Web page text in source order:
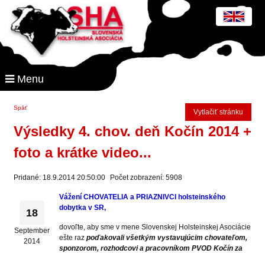
Menu
Späť
Vytlačiť stránku
Výsledky 4. chov. deň Kočín 2014 +
foto a krátke video...
Pridané: 18.9.2014 20:50:00 Počet zobrazení: 5908
18
September
2014
Vážení CHOVATELIA a PRIAZNIVCI holsteinského
dobytka v SR,
dovoľte, aby sme v mene Slovenskej Holsteinskej Asociácie
ešte raz poďakovali všetkým vystavujúcim chovateľom,
sponzorom, rozhodcovi a pracovníkom PVOD Kočín za